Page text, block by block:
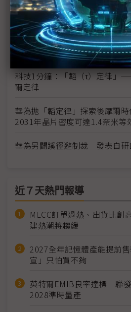
以3D IC堆疊技術突圍 華為麒
果A18 Pro
AI資料跨入YB時代 華為白皮
SSD自主儲存
科技1分鐘：「韜（τ）定律」
爾定律
華為拋「韜定律」探索後摩爾
2031年晶片密度可達1.4奈米等
華為另闢蹊徑避制裁 發表自研
近７天熱門報導
MLCC訂單過熱、出貨比
建熱潮將趨緩
2027全年記憶體產能提前
宣」只怕買不夠
英特爾EMIB良率達標 聯
2028準時量產